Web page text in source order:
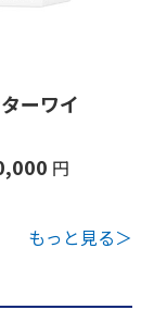
ーワイ
円
もっと見る＞